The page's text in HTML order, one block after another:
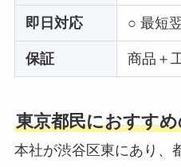
即日対応 ○ 最短
保証 商品＋
東京都民におすす
本社が渋谷区東にあり、